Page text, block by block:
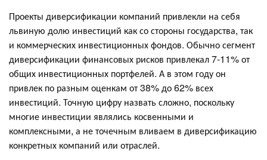
Проекты диверсификации компаний привлекли на себя
львиную долю инвестиций как со стороны государства, так
и коммерческих инвестиционных фондов. Обычно сегмент
диверсификации финансовых рисков привлекал 7-11% от
общих инвестиционных портфелей. А в этом году он
привлек по разным оценкам от 38% до 62% всех
инвестиций. Точную цифру назвать сложно, поскольку
многие инвестиции являлись косвенными и
комплексными, а не точечным вливаем в диверсификацию
конкретных компаний или отраслей.